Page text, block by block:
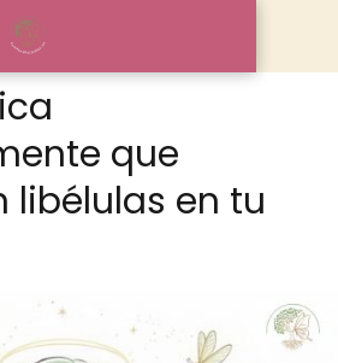
que
libélulas en tu